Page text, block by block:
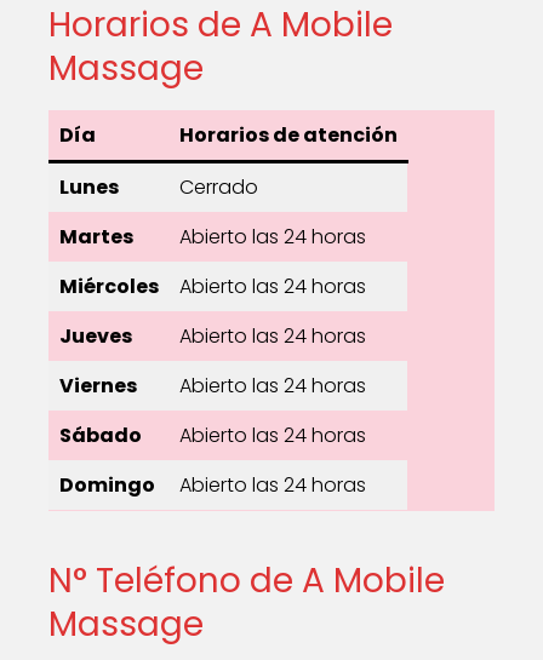
Horarios de A Mobile
Massage
Día
Horarios de atención
Lunes
Cerrado
Martes
Abierto las 24 horas
Miércoles
Abierto las 24 horas
Jueves
Abierto las 24 horas
Viernes
Abierto las 24 horas
Sábado
Abierto las 24 horas
Domingo
Abierto las 24 horas
N° Teléfono de A Mobile
Massage